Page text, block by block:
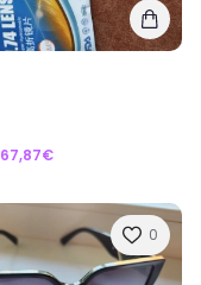
67,87€
0